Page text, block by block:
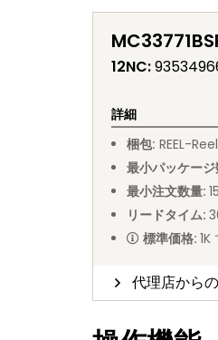
12NC:
詳細
梱包: REEL-
最小パッケー
最小注文数量:
リードタイム:
標準価格: 1K
代理店から